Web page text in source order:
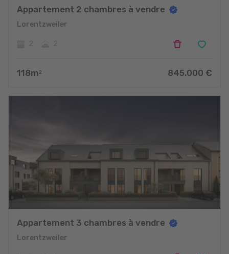
Appartement 2 chambres à vendre
Lorentzweiler
118m 2 845.000 €
Appartement 3 chambres à vendre
Lorentzweiler